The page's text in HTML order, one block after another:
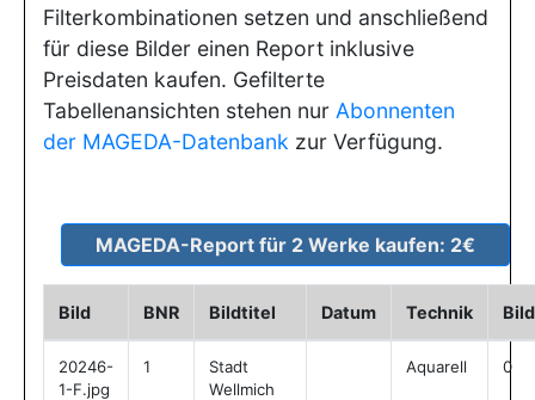
Filterkombinationen setzen und anschließend
für diese Bilder einen Report inklusive
Preisdaten kaufen. Gefilterte
Tabellenansichten stehen nur Abonnenten
der MAGEDA-Datenbank zur Verfügung.
Bild BNR Bildtitel Datum Technik
20246-
1-F.jpg
1
Stadt
Wellmich
Aquarell 0